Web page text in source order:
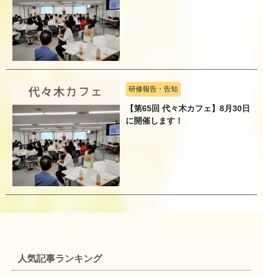
研修報告・告知
【第65回 代々木カフェ】8月30日
に開催します！
人気記事ランキング